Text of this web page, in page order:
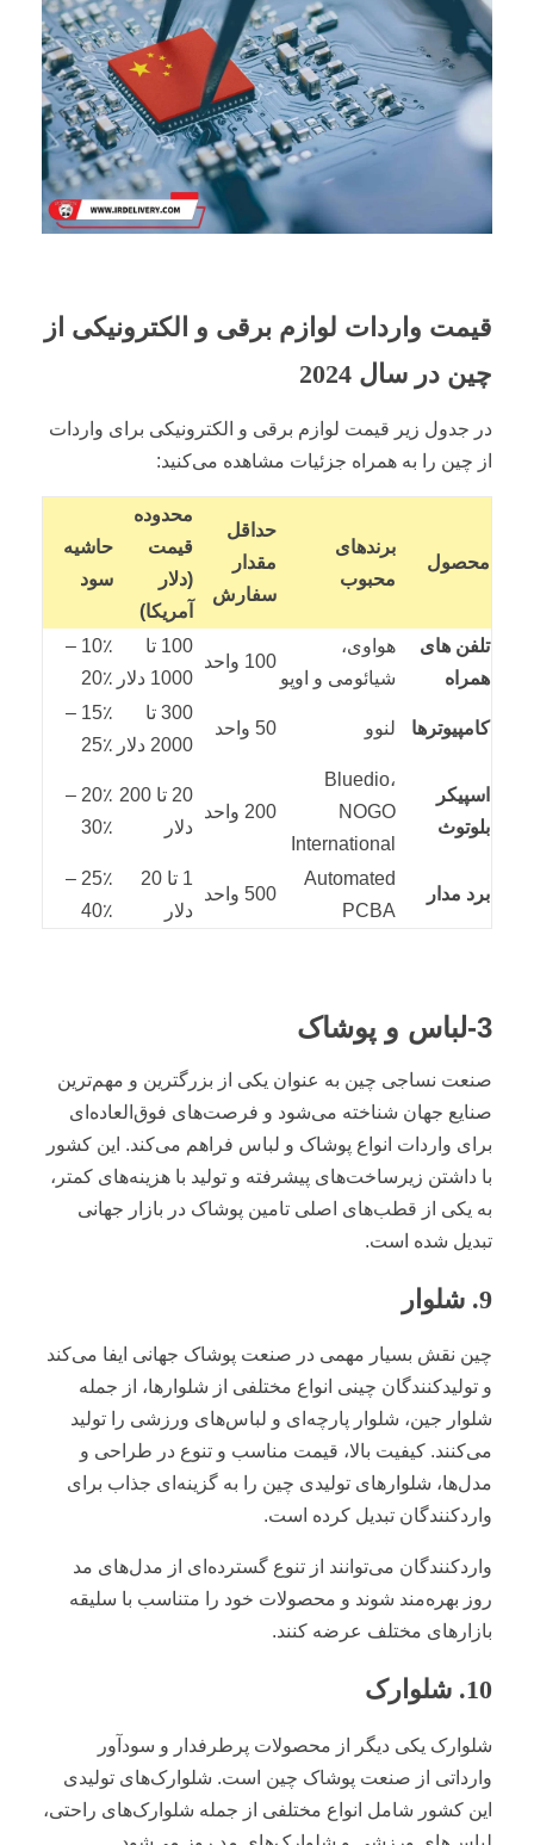
قیمت واردات لوازم برقی و الکترونیکی از
چین در سال 2024
در جدول زیر قیمت لوازم برقی و الکترونیکی برای واردات
از چین را به همراه جزئیات مشاهده می‌کنید:
محصول
برندهای
محبوب
حداقل
مقدار
سفارش
محدوده
قیمت
(دلار
آمریکا)
حاشیه
سود
تلفن های
همراه
هواوی،
شیائومی و اوپو
100 واحد
100 تا
1000 دلار
10٪ –
20٪
کامپیوترها لنوو 50 واحد
300 تا
2000 دلار
15٪ –
25٪
اسپیکر
بلوتوث
Bluedio،
NOGO
International
200 واحد
20 تا 200
دلار
20٪ –
30٪
برد مدار
Automated
PCBA
500 واحد
1 تا 20
دلار
25٪ –
40٪
3-لباس و پوشاک
صنعت نساجی چین به عنوان یکی از بزرگترین و مهم‌ترین
صنایع جهان شناخته می‌شود و فرصت‌های فوق‌العاده‌ای
برای واردات انواع پوشاک و لباس فراهم می‌کند. این کشور
با داشتن زیرساخت‌های پیشرفته و تولید با هزینه‌های کمتر،
به یکی از قطب‌های اصلی تامین پوشاک در بازار جهانی
تبدیل شده است.
9. شلوار
چین نقش بسیار مهمی در صنعت پوشاک جهانی ایفا می‌کند
و تولیدکنندگان چینی انواع مختلفی از شلوارها، از جمله
شلوار جین، شلوار پارچه‌ای و لباس‌های ورزشی را تولید
می‌کنند. کیفیت بالا، قیمت مناسب و تنوع در طراحی و
مدل‌ها، شلوارهای تولیدی چین را به گزینه‌ای جذاب برای
واردکنندگان تبدیل کرده است.
واردکنندگان می‌توانند از تنوع گسترده‌ای از مدل‌های مد
روز بهره‌مند شوند و محصولات خود را متناسب با سلیقه
بازارهای مختلف عرضه کنند.
10. شلوارک
شلوارک یکی دیگر از محصولات پرطرفدار و سودآور
وارداتی از صنعت پوشاک چین است. شلوارک‌های تولیدی
این کشور شامل انواع مختلفی از جمله شلوارک‌های راحتی،